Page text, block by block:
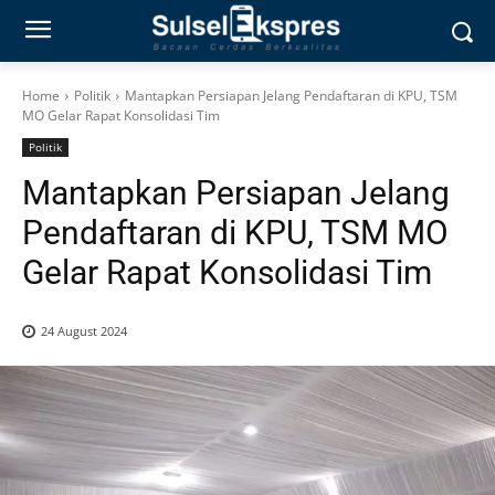
Home Politik
Mantapkan Persiapan Jelang Pendaftaran di KPU, TSM
MO Gelar Rapat Konsolidasi Tim
Politik
Mantapkan Persiapan Jelang
Pendaftaran di KPU, TSM MO
Gelar Rapat Konsolidasi Tim
24 August 2024